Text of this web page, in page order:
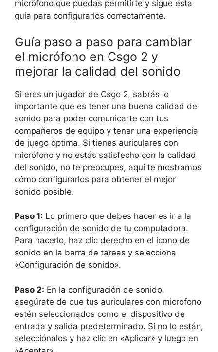
micrófono que puedas permitirte y sigue esta
guía para configurarlos correctamente.
Guía paso a paso para cambiar
el micrófono en Csgo 2 y
mejorar la calidad del sonido
Si eres un jugador de Csgo 2, sabrás lo
importante que es tener una buena calidad de
sonido para poder comunicarte con tus
compañeros de equipo y tener una experiencia
de juego óptima. Si tienes auriculares con
micrófono y no estás satisfecho con la calidad
del sonido, no te preocupes, aquí te mostramos
cómo configurarlos para obtener el mejor
sonido posible.
Paso 1: Lo primero que debes hacer es ir a la
configuración de sonido de tu computadora.
Para hacerlo, haz clic derecho en el icono de
sonido en la barra de tareas y selecciona
«Configuración de sonido».
Paso 2: En la configuración de sonido,
asegúrate de que tus auriculares con micrófono
estén seleccionados como el dispositivo de
entrada y salida predeterminado. Si no lo están,
selecciónalos y haz clic en «Aplicar» y luego en